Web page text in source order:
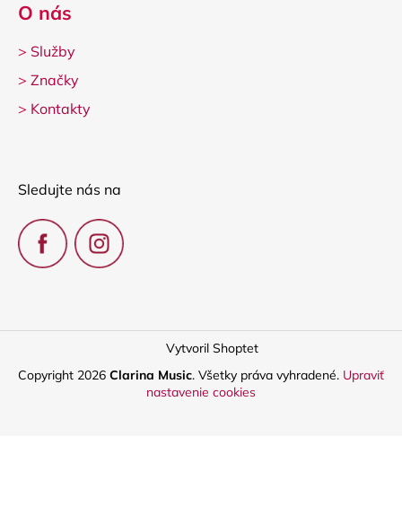
O nás
> Služby
> Značky
> Kontakty
Sledujte nás na
Vytvoril Shoptet
Copyright 2026 Clarina Music. Všetky práva vyhradené. Upraviť
nastavenie cookies